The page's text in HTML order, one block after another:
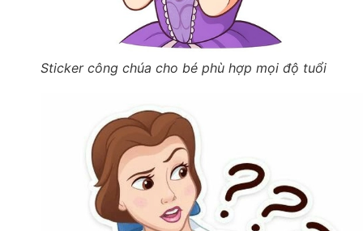
Sticker công chúa cho bé phù hợp mọi độ tuổi